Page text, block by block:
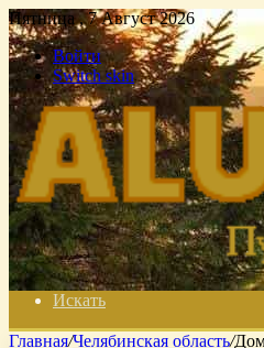
Пятница , 7 Август 2026
Войти
Switch skin
Искать
Главная/Челябинская область/